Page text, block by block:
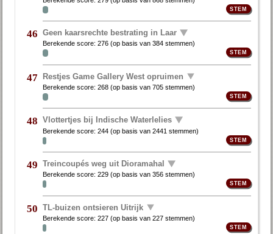
46 Geen kaarsrechte bestrating in Laar
Berekende score:276 (op basis van384 stemmen)
47 Restjes Game Gallery West opruimen
Berekende score:268 (op basis van705 stemmen)
48 Vlottertjes bij Indische Waterlelies
Berekende score:244 (op basis van2441 stemmen)
49 Treincoupés weg uit Dioramahal
Berekende score:229 (op basis van356 stemmen)
50 TL-buizen ontsieren Uitrijk
Berekende score:227 (op basis van227 stemmen)